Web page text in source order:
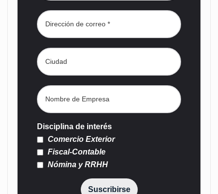
Disciplina de interés
Comercio Exterior
Fiscal-Contable
Nómina y RRHH
Suscribirse